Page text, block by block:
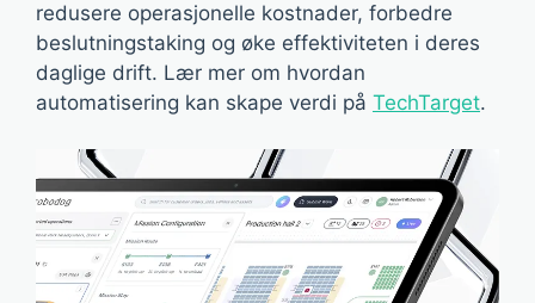
redusere operasjonelle kostnader, forbedre
beslutningstaking og øke effektiviteten i deres
daglige drift. Lær mer om hvordan
automatisering kan skape verdi på TechTarget.